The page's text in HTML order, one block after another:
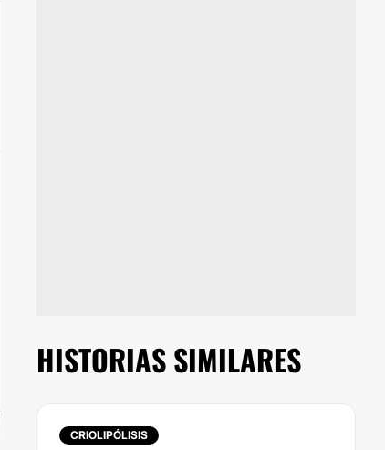
HISTORIAS SIMILARES
CRIOLIPÓLISIS